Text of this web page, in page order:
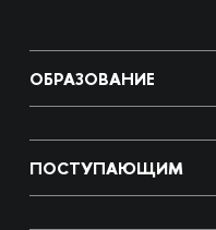
ОБРАЗОВАНИЕ
ПОСТУПАЮЩИМ